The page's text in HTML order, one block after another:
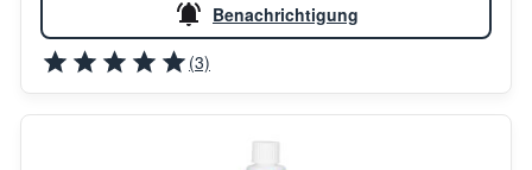
Benachrichtigung
(3)